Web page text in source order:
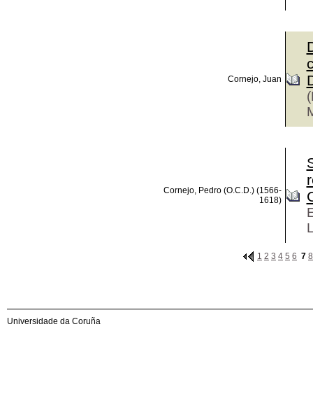
Cornejo, Juan
Cornejo, Pedro (O.C.D.) (1566-
1618)
1 2 3 4 5 6 7 8
Universidade da Coruña